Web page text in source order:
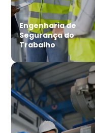
Engenharia de
Segurança do
Trabalho